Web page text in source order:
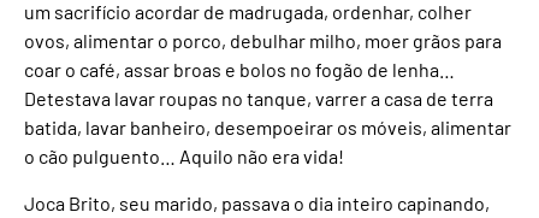
um sacrifício acordar de madrugada, ordenhar, colher
ovos, alimentar o porco, debulhar milho, moer grãos para
coar o café, assar broas e bolos no fogão de lenha…
Detestava lavar roupas no tanque, varrer a casa de terra
batida, lavar banheiro, desempoeirar os móveis, alimentar
o cão pulguento… Aquilo não era vida!
Joca Brito, seu marido, passava o dia inteiro capinando,